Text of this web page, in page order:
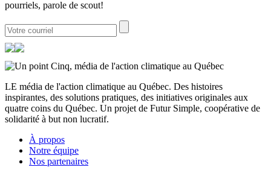
pourriels, parole de scout!
LE média de l'action climatique au Québec. Des histoires
inspirantes, des solutions pratiques, des initiatives originales aux
quatre coins du Québec. Un projet de Futur Simple, coopérative de
solidarité à but non lucratif.
À propos
Notre équipe
Nos partenaires